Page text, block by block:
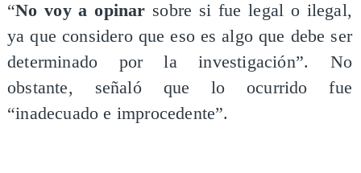
“No voy a opinar sobre si fue legal o ilegal,
ya que considero que eso es algo que debe ser
determinado por la investigación”. No
obstante, señaló que lo ocurrido fue
“inadecuado e improcedente”.